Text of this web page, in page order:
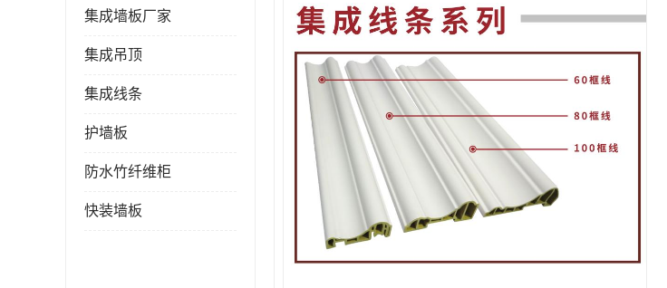
集成墙板厂家
集成吊顶
集成线条
护墙板
防水竹纤维柜
快装墙板